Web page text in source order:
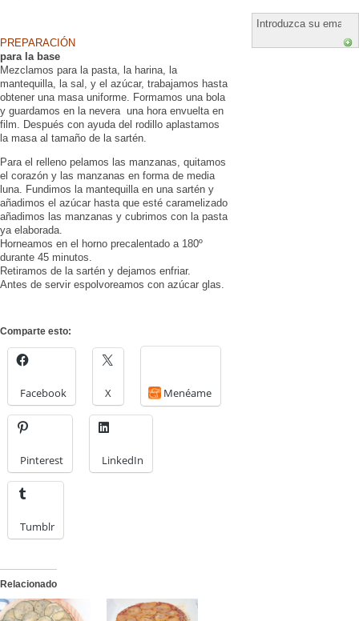
PREPARACIÓN
para la base
Mezclamos para la pasta, la harina, la
mantequilla, la sal, y el azúcar, trabajamos hasta
obtener una masa uniforme. Formamos una bola
y guardamos en la nevera una hora envuelta en
film. Después con ayuda del rodillo aplastamos
la masa al tamaño de la sartén.
Para el relleno pelamos las manzanas, quitamos
el corazón y las manzanas en forma de media
luna. Fundimos la mantequilla en una sartén y
añadimos el azúcar hasta que esté caramelizado
añadimos las manzanas y cubrimos con la pasta
ya elaborada.
Horneamos en el horno precalentado a 180º
durante 45 minutos.
Retiramos de la sartén y dejamos enfriar.
Antes de servir espolvoreamos con azúcar glas.
Comparte esto:
Facebook X Menéame
Pinterest LinkedIn
Tumblr
Relacionado